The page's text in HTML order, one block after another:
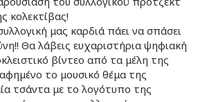
κολεκτίβας!
μας καρδιά πάει να σπάσει
Θα λάβεις ευχαριστήρια ψηφιακή
βίντεο από τα μέλη της
το μουσικό θέμα της
τσάντα με το λογότυπο της